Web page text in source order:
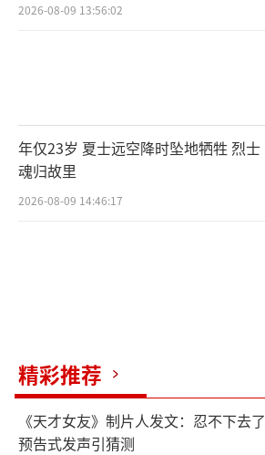
2026-08-09 13:56:02
年仅23岁 夏士远空降时坠地牺牲 烈士
魂归故里
2026-08-09 14:46:17
精彩推荐
《天才女友》制片人发文：忍不下去了
预告式发声引猜测